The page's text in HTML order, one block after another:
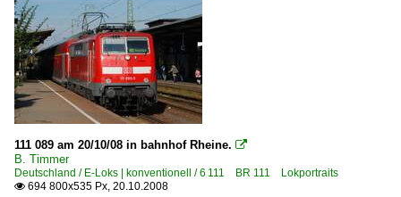
111 089 am 20/10/08 in bahnhof Rheine. 
B. Timmer
Deutschland / E-Loks | konventionell / 6 111 BR 111 Lokportraits
 694 800x535 Px, 20.10.2008